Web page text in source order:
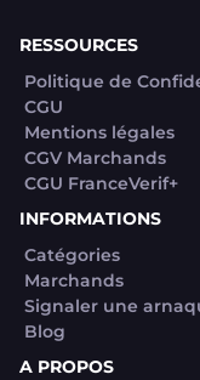
elles sont
RESSOURCES
Politique de
CGU
Mentions légales
CGV Marchands
CGU FranceVerif+
INFORMATIONS
Catégories
Marchands
Signaler une
Blog
A PROPOS